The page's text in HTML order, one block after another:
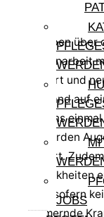
JOBS
Die Angaben
Zusammenarbeit
aktualisiert und
Deutschland auf
mindestens
Check werden
kontrolliert.
Reisekrankheiten
bekannt, sofern
Schlummernde